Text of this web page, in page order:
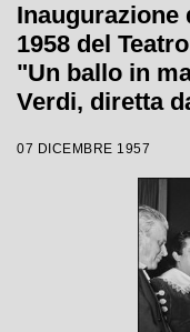
Inaugurazione
1958 del
"Un ballo in
Verdi, diretta
07 DICEMBRE 1957